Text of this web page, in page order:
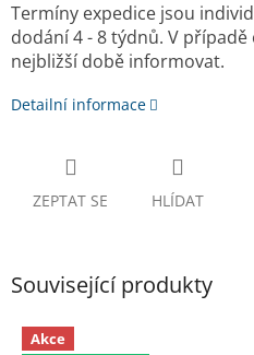
Termíny expedice jsou
dodání 4 - 8 týdnů. V
nejbližší době informovat.
Detailní informace
ZEPTAT SE HLÍDAT
Související produkty
Akce